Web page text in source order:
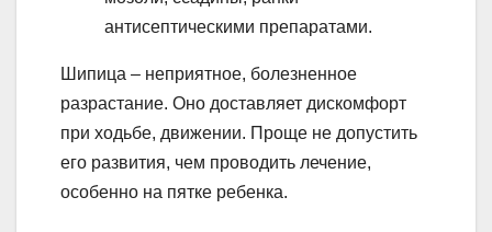
антисептическими препаратами.
Шипица – неприятное, болезненное
разрастание. Оно доставляет дискомфорт
при ходьбе, движении. Проще не допустить
его развития, чем проводить лечение,
особенно на пятке ребенка.